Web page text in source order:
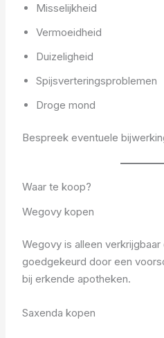
Misselijkheid
Vermoeidheid
Duizeligheid
Spijsverteringsproblemen
Droge mond
Bespreek eventuele
Waar te koop?
Wegovy kopen
Wegovy is alleen
goedgekeurd door een
bij erkende apotheken.
Saxenda kopen